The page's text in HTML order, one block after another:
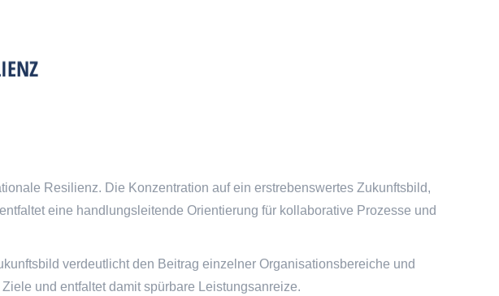
Resilienz. Die Konzentration auf ein erstrebenswertes Zukunftsbild,
eine handlungsleitende Orientierung für kollaborative Prozesse und
verdeutlicht den Beitrag einzelner Organisationsbereiche und
und entfaltet damit spürbare Leistungsanreize.